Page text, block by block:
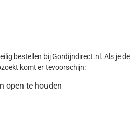
bestellen bij Gordijndirect.nl. Als je de
komt er tevoorschijn:
open te houden